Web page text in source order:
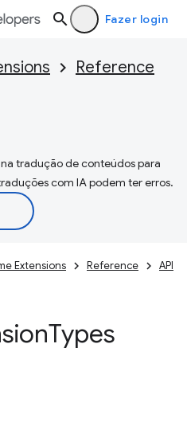
Fazer login
Reference
tradução de conteúdos para
com IA podem ter erros.
Extensions Reference API
Types